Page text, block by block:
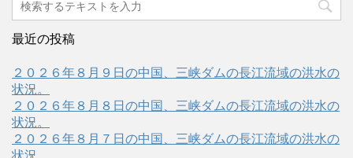
最近の投稿
２０２６年８月９日の中国、三峡ダムの長江流域の洪水の
状況。
２０２６年８月８日の中国、三峡ダムの長江流域の洪水の
状況。
２０２６年８月７日の中国、三峡ダムの長江流域の洪水の
状況。